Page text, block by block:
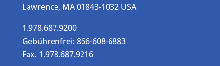
Lawrence, MA 01843-1032 USA
1.978.687.9200
Gebührenfrei: 866-608-6883
Fax. 1.978.687.9216